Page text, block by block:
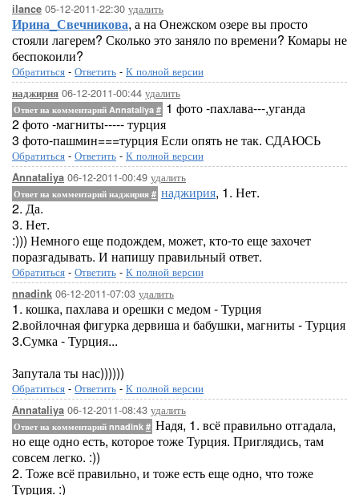
ilance 05-12-2011-22:30 удалить
Ирина_Свечникова, а на Онежском озере вы просто
стояли лагерем? Сколько это заняло по времени? Комары не
беспокоили?
Обратиться - Ответить - К полной версии
наджирия 06-12-2011-00:44 удалить
Ответ на комментарий Annataliya # 1 фото -пахлава---,уганда
2 фото -магниты----- турция
3 фото-пашмин===турция Если опять не так. СДАЮСЬ
Обратиться - Ответить - К полной версии
Annataliya 06-12-2011-00:49 удалить
Ответ на комментарий наджирия # наджирия, 1. Нет.
2. Да.
3. Нет.
:))) Немного еще подождем, может, кто-то еще захочет
поразгадывать. И напишу правильный ответ.
Обратиться - Ответить - К полной версии
nnadink 06-12-2011-07:03 удалить
1. кошка, пахлава и орешки с медом - Турция
2.войлочная фигурка дервиша и бабушки, магниты - Турция
3.Сумка - Турция...
Запутала ты нас))))))
Обратиться - Ответить - К полной версии
Annataliya 06-12-2011-08:43 удалить
Ответ на комментарий nnadink # Надя, 1. всё правильно отгадала,
но еще одно есть, которое тоже Турция. Приглядись, там
совсем легко. :))
2. Тоже всё правильно, и тоже есть еще одно, что тоже
Турция. :)